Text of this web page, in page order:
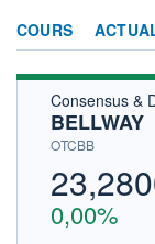
COURS
Consensus &
BELLWAY
OTCBB
0,00%